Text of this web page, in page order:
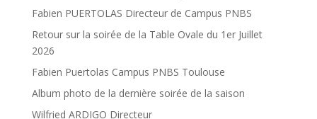
Fabien PUERTOLAS Directeur de Campus PNBS
Retour sur la soirée de la Table Ovale du 1er Juillet
2026
Fabien Puertolas Campus PNBS Toulouse
Album photo de la dernière soirée de la saison
Wilfried ARDIGO Directeur